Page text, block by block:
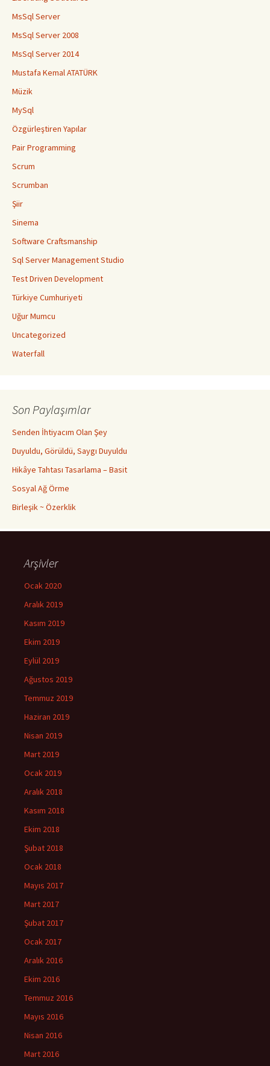
MsSql Server
MsSql Server 2008
MsSql Server 2014
Mustafa Kemal ATATÜRK
Müzik
MySql
Özgürleştiren Yapılar
Pair Programming
Scrum
Scrumban
Şiir
Sinema
Software Craftsmanship
Sql Server Management Studio
Test Driven Development
Türkiye Cumhuriyeti
Uğur Mumcu
Uncategorized
Waterfall
Son Paylaşımlar
Senden İhtiyacım Olan Şey
Duyuldu, Görüldü, Saygı Duyuldu
Hikâye Tahtası Tasarlama – Basit
Sosyal Ağ Örme
Birleşik ~ Özerklik
Arşivler
Ocak 2020
Aralık 2019
Kasım 2019
Ekim 2019
Eylül 2019
Ağustos 2019
Temmuz 2019
Haziran 2019
Nisan 2019
Mart 2019
Ocak 2019
Aralık 2018
Kasım 2018
Ekim 2018
Şubat 2018
Ocak 2018
Mayıs 2017
Mart 2017
Şubat 2017
Ocak 2017
Aralık 2016
Ekim 2016
Temmuz 2016
Mayıs 2016
Nisan 2016
Mart 2016